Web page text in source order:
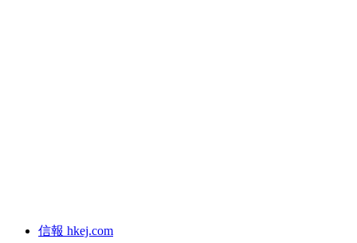
信報 hkej.com